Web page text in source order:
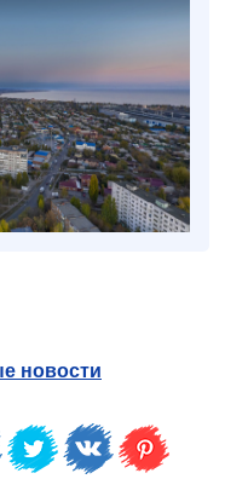
новости